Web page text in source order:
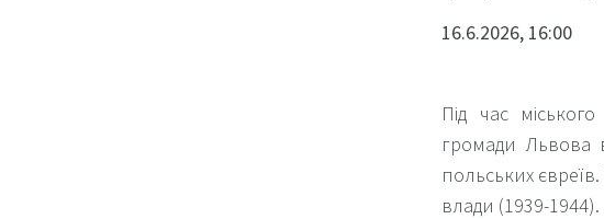
16.6.2026, 16:00
Під час
громади Львова
польських
влади (1939-1944).